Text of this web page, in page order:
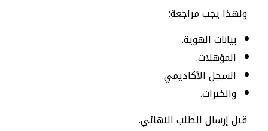
ولهذا يجب مراجعة:
بيانات الهوية.
المؤهلات.
السجل الأكاديمي.
والخبرات.
قبل إرسال الطلب النهائي.